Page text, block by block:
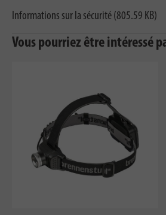
Informations sur la sécurité (805.59 KB)
Vous pourriez être intéressé